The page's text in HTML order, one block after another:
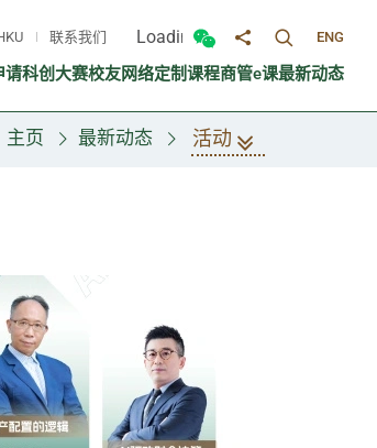
联系我们 Loading...
切换微信面板
分享至切换搜寻面
ENG
请科创大赛校友网络定制课程商管e课最新动态
主页 最新动态 活动